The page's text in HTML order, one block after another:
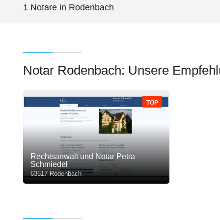
1 Notare in Rodenbach
Notar Rodenbach: Unsere
TOP
Rechtsanwalt und Notar Petra
Schmiedel
63517 Rodenbach